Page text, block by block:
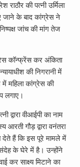
की पत्नी उर्मिला
जाने के बाद कांग्रेस ने
जांच की मांग तेज
कॉन्फ्रेंस कर अंकिता
की निगरानी में
महिला कांग्रेस की
लगाए।
द्वारा वीआईपी का नाम
गौड़ द्वारा वनंतरा
देते हैं कि इस पूरे मामले में
संदेह के घेरे में है। उन्होंने
कर साक्ष्य मिटाने का